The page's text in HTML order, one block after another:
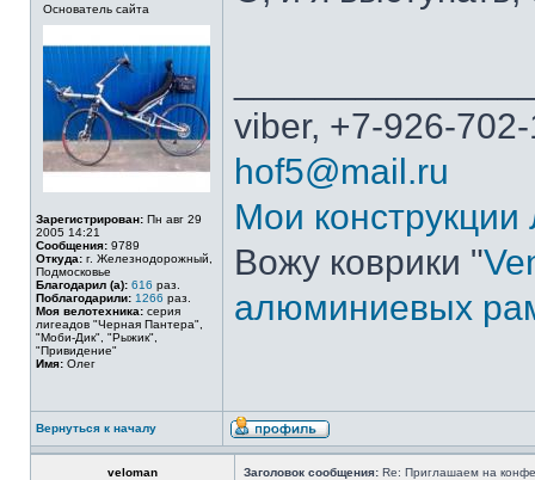
Основатель сайта
Зарегистрирован: Пн авг 29
2005 14:21
Сообщения: 9789
Откуда: г. Железнодорожный,
Подмосковье
Благодарил (а): 616 раз.
Поблагодарили: 1266 раз.
Моя велотехника: серия
лигеадов "Черная Пантера",
"Моби-Дик", "Рыжик",
"Привидение"
Имя: Олег
viber, +7-926-
hof5@mail.ru
Мои конструкции
Вожу коврики "
алюминиевых
Вернуться к началу
veloman Заголовок сообщения: Re: Приглашаем на